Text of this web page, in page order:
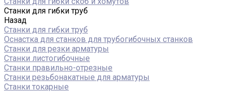
Станки для гибки труб
Назад
Станки для гибки труб
Оснастка для станков для трубогибочных станков
Станки для резки арматуры
Станки листогибочные
Станки правильно-отрезные
Станки резьбонакатные для арматуры
Станки токарные